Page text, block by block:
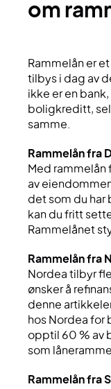
om
Rammelån er
tilbys i dag av
ikke er en
boligkreditt,
samme.
Rammelån fra
Med rammelån
av
det som du har
kan du fritt
Rammelånet
Rammelån fra
Nordea tilbyr
ønsker å
denne
hos Nordea for
opptil 60 % av
som låneramme.
Rammelån fra